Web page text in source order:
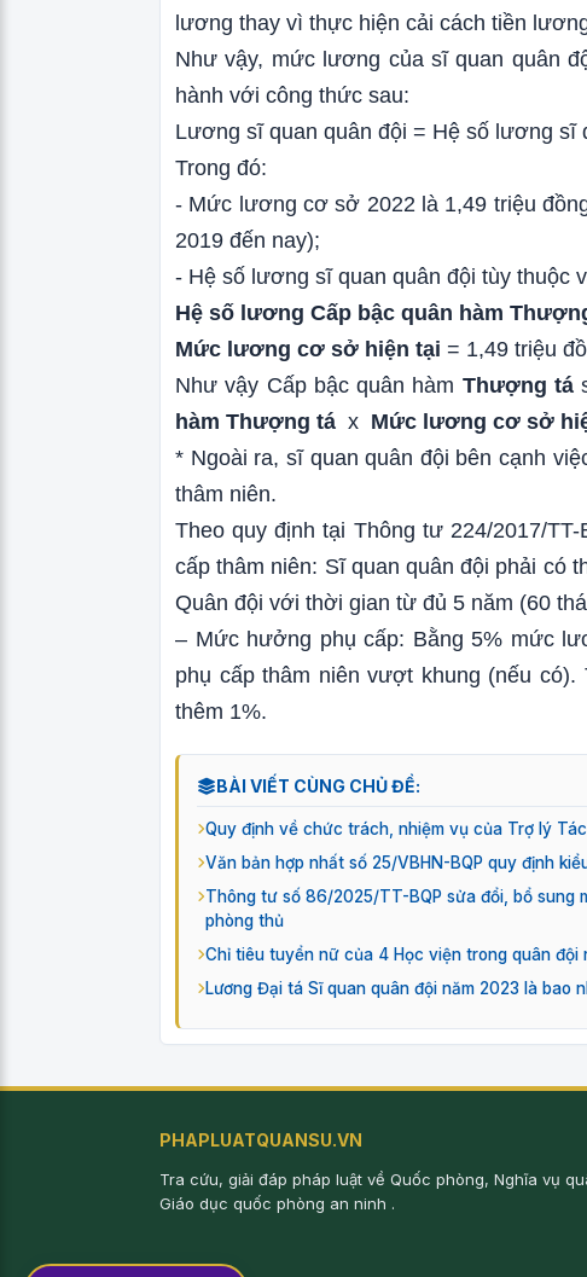
lương thay vì thực hiện cải cách tiền
Như vậy, mức lương của sĩ quan quân
hành với công thức sau:
Lương sĩ quan quân đội = Hệ số lương
Trong đó:
- Mức lương cơ sở 2022 là 1,49 triệu
2019 đến nay);
- Hệ số lương sĩ quan quân đội tùy thuộc
Hệ số lương Cấp bậc quân hàm
Mức lương cơ sở hiện tại = 1,49 triệu
Như vậy Cấp bậc quân hàm Thượng tá
hàm Thượng tá x Mức lương cơ sở
* Ngoài ra, sĩ quan quân đội bên cạnh
thâm niên.
Theo quy định tại Thông tư 224/2017/
cấp thâm niên: Sĩ quan quân đội phải có
Quân đội với thời gian từ đủ 5 năm (60
– Mức hưởng phụ cấp: Bằng 5% mức
phụ cấp thâm niên vượt khung (nếu
thêm 1%.
BÀI VIẾT CÙNG CHỦ ĐỀ:
Quy định về chức trách, nhiệm vụ của Trợ lý
Văn bản hợp nhất số 25/VBHN-BQP quy định
Thông tư số 86/2025/TT-BQP sửa đổi, bổ sung
phòng thủ
Chỉ tiêu tuyển nữ của 4 Học viện trong quân đội
Lương Đại tá Sĩ quan quân đội năm 2023 là bao
PHAPLUATQUANSU.VN
Tra cứu, giải đáp pháp luật về Quốc phòng, Nghĩa vụ
Giáo dục quốc phòng an ninh .